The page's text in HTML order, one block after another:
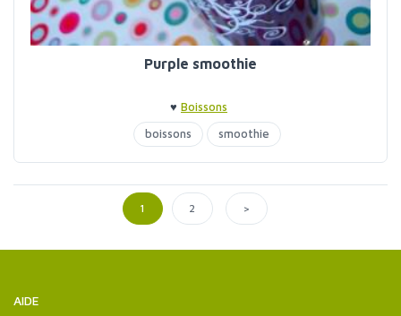
Purple smoothie
♥ Boissons
boissons
smoothie
1 2 >
AIDE